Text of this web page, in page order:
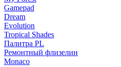
Gamepad
Dream
Evolution
Tropical Shades
Палитра PL
Ремонтный флизелин
Monaco